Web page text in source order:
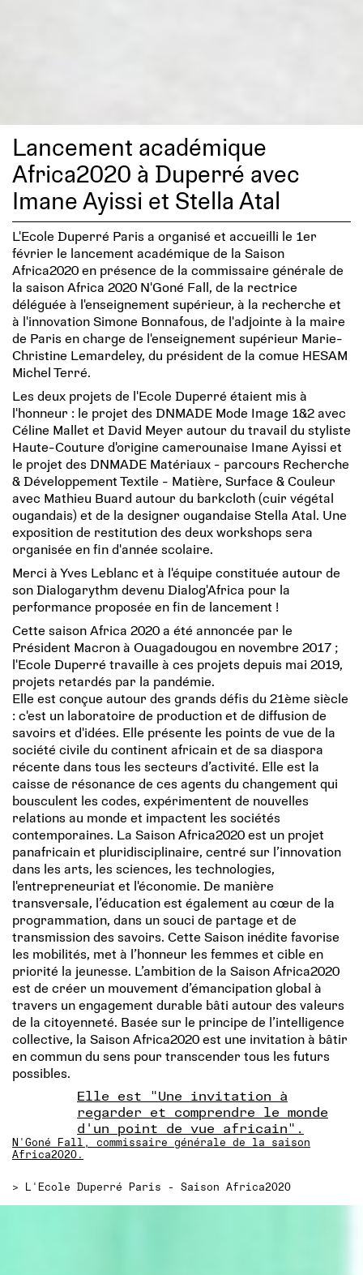
Lancement académique
Africa2020 à Duperré avec
Imane Ayissi et Stella Atal
L'Ecole Duperré Paris a organisé et accueilli le 1er
février le lancement académique de la Saison
Africa2020 en présence de la commissaire générale de
la saison Africa 2020 N'Goné Fall, de la rectrice
déléguée à l'enseignement supérieur, à la recherche et
à l'innovation Simone Bonnafous, de l'adjointe à la maire
de Paris en charge de l'enseignement supérieur Marie-
Christine Lemardeley, du président de la comue HESAM
Michel Terré.
Les deux projets de l'Ecole Duperré étaient mis à
l'honneur : le projet des DNMADE Mode Image 1&2 avec
Céline Mallet et David Meyer autour du travail du styliste
Haute-Couture d'origine camerounaise Imane Ayissi et
le projet des DNMADE Matériaux - parcours Recherche
& Développement Textile - Matière, Surface & Couleur
avec Mathieu Buard autour du barkcloth (cuir végétal
ougandais) et de la designer ougandaise Stella Atal. Une
exposition de restitution des deux workshops sera
organisée en fin d'année scolaire.
Merci à Yves Leblanc et à l'équipe constituée autour de
son Dialogarythm devenu Dialog'Africa pour la
performance proposée en fin de lancement !
Cette saison Africa 2020 a été annoncée par le
Président Macron à Ouagadougou en novembre 2017 ;
l'Ecole Duperré travaille à ces projets depuis mai 2019,
projets retardés par la pandémie.
Elle est conçue autour des grands défis du 21ème siècle
: c'est un laboratoire de production et de diffusion de
savoirs et d'idées. Elle présente les points de vue de la
société civile du continent africain et de sa diaspora
récente dans tous les secteurs d’activité. Elle est la
caisse de résonance de ces agents du changement qui
bousculent les codes, expérimentent de nouvelles
relations au monde et impactent les sociétés
contemporaines. La Saison Africa2020 est un projet
panafricain et pluridisciplinaire, centré sur l’innovation
dans les arts, les sciences, les technologies,
l'entrepreneuriat et l'économie. De manière
transversale, l’éducation est également au cœur de la
programmation, dans un souci de partage et de
transmission des savoirs. Cette Saison inédite favorise
les mobilités, met à l’honneur les femmes et cible en
priorité la jeunesse. L’ambition de la Saison Africa2020
est de créer un mouvement d’émancipation global à
travers un engagement durable bâti autour des valeurs
de la citoyenneté. Basée sur le principe de l’intelligence
collective, la Saison Africa2020 est une invitation à bâtir
en commun du sens pour transcender tous les futurs
possibles.
Elle est "Une invitation à
regarder et comprendre le monde
d'un point de vue africain".
N'Goné Fall, commissaire générale de la saison
Africa2020.
> L'Ecole Duperré Paris - Saison Africa2020